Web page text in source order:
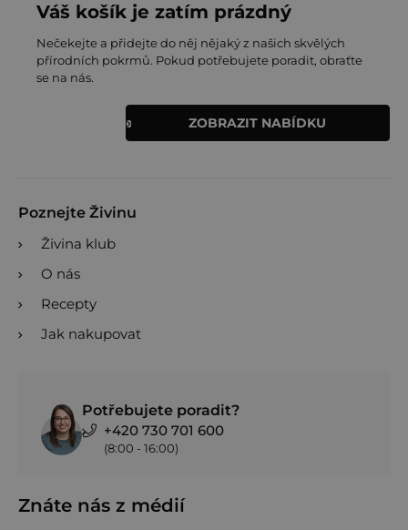
Váš košík je zatím prázdný
Nečekejte a přidejte do něj nějaký z našich skvělých
přírodních pokrmů. Pokud potřebujete poradit, obraťte
se na nás.
ZOBRAZIT NABÍDKU
Poznejte Živinu
Živina klub
O nás
Recepty
Jak nakupovat
Potřebujete poradit?
+420 730 701 600
(8:00 - 16:00)
Znáte nás z médií